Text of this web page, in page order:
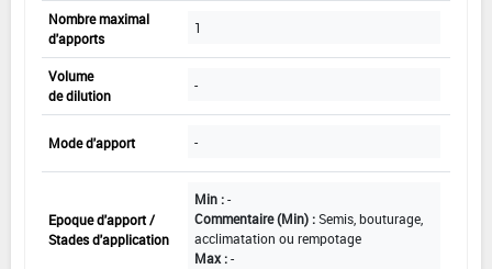
Nombre maximal
d'apports
1
Volume
de dilution
-
Mode d'apport -
Epoque d'apport /
Stades d'application
Min :-
Commentaire (Min) :Semis, bouturage,
acclimatation ou rempotage
Max :-